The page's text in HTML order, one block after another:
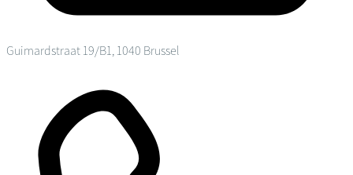
Guimardstraat 19/B1, 1040 Brussel